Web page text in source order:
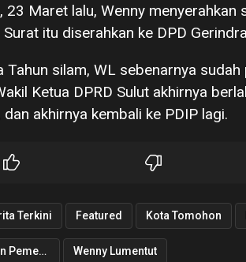
23 Maret lalu, Wenny
Surat itu diserahkan ke DPD
Tahun silam, WL sebenarnya
Ketua DPRD Sulut akhirnya
dan akhirnya kembali ke PDIP lagi.
Terkini Featured Kota Tomohon
Politik dan Pemerintahan Wenny Lumentut